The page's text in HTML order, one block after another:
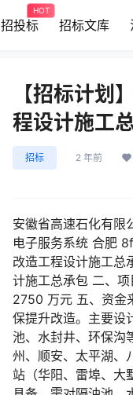
招投标
HOT
招标文库
【招标计划
程设计施工
招标 2 年前
安徽省高速石化有
电子服务系统 合肥
改造工程设计施工总
计施工总承包 二、
2750 万元 五、资金
保提升改造。主要设
池、水封井、环保沟
州、顺安、太平湖、
站（华阳、雷埠、大